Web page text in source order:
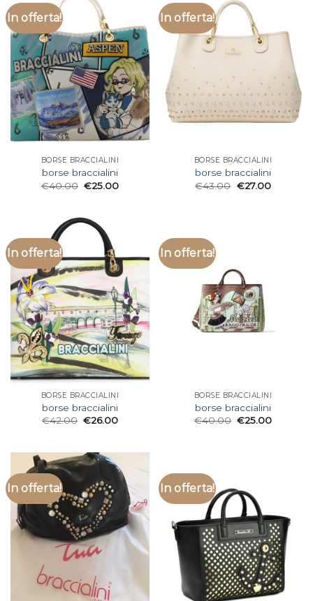
In offerta!
BORSE BRACCIALINI
borse braccialini
€40.00 €25.00
In offerta!
BORSE BRACCIALINI
borse braccialini
€43.00 €27.00
In offerta!
BORSE BRACCIALINI
borse braccialini
€42.00 €26.00
In offerta!
BORSE BRACCIALINI
borse braccialini
€40.00 €25.00
In offerta! In offerta!